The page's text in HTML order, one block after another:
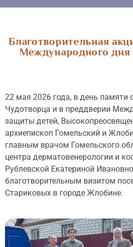
Благотворительная
Международного дня
22 мая 2026 года, в день памяти
Чудотворца и в преддверии
защиты детей,
архиепископ Гомельский и
главным врачом Гомельского
центра дерматовенерологии и
Рублевской Екатериной
благотворительным визитом
Стариковых в городе Жлобине.